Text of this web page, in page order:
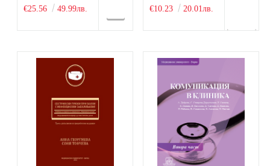
€25.56 49.99лв. €10.23 20.01лв.